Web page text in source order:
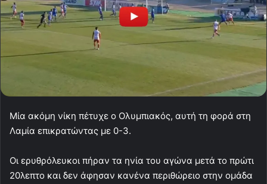
Μία ακόμη νίκη πέτυχε ο Ολυμπιακός, αυτή τη φορά στη
Λαμία επικρατώντας με 0-3.
Οι ερυθρόλευκοι πήραν τα ηνία του αγώνα μετά το πρώτι
20λεπτο και δεν άφησαν κανένα περιθώρειο στην ομάδα